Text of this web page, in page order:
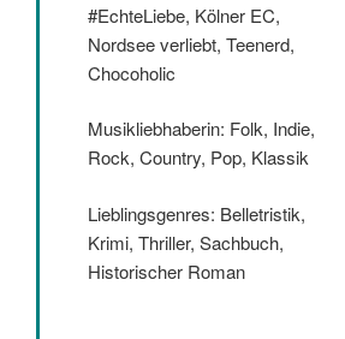
#EchteLiebe, Kölner EC,
Nordsee verliebt, Teenerd,
Chocoholic
Musikliebhaberin: Folk, Indie,
Rock, Country, Pop, Klassik
Lieblingsgenres: Belletristik,
Krimi, Thriller, Sachbuch,
Historischer Roman